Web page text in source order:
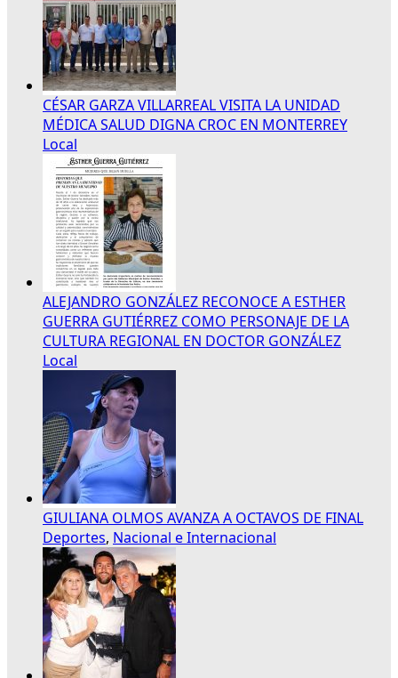
CÉSAR GARZA VILLARREAL VISITA LA UNIDAD
MÉDICA SALUD DIGNA CROC EN MONTERREY
Local
ALEJANDRO GONZÁLEZ RECONOCE A ESTHER
GUERRA GUTIÉRREZ COMO PERSONAJE DE LA
CULTURA REGIONAL EN DOCTOR GONZÁLEZ
Local
GIULIANA OLMOS AVANZA A OCTAVOS DE FINAL
Deportes, Nacional e Internacional